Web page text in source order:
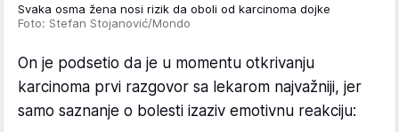
Svaka osma žena nosi rizik da oboli od karcinoma dojke
Foto: Stefan Stojanović/Mondo
On je podsetio da je u momentu otkrivanju
karcinoma prvi razgovor sa lekarom najvažniji, jer
samo saznanje o bolesti izaziv emotivnu reakciju: